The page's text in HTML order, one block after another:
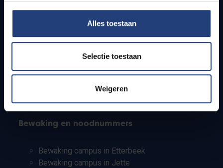
Alles toestaan
Selectie toestaan
Weigeren
Studenten
PhD-studenten
Leerkrachten en secundaire scholen
Bewaking en noodnummers
Bewaking campus in Etterbeek
Bewaking campus in Jette